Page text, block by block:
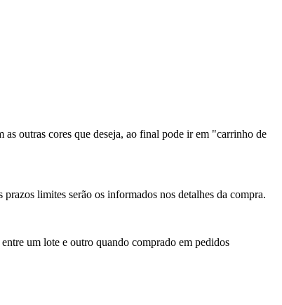
outras cores que deseja, ao final pode ir em "carrinho de
limites serão os informados nos detalhes da compra.
um lote e outro quando comprado em pedidos